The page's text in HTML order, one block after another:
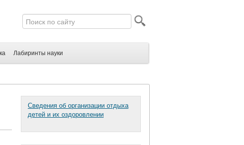
Лабиринты науки
Сведения об организации отдыха
детей и их оздоровлении